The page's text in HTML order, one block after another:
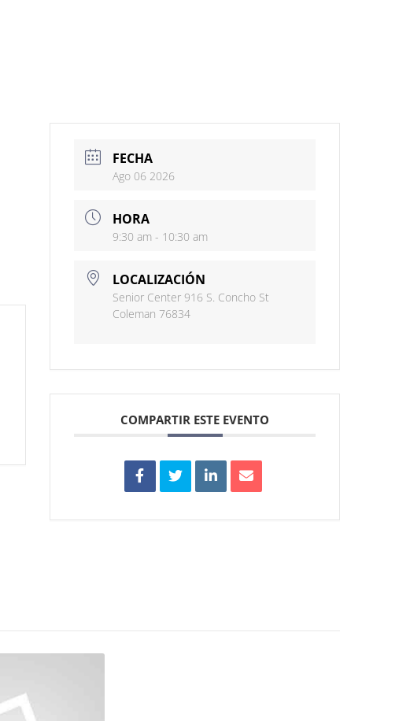
FECHA
Ago 06 2026
HORA
9:30 am - 10:30 am
LOCALIZACIÓN
Senior Center 916 S. Concho St
Coleman 76834
COMPARTIR ESTE EVENTO